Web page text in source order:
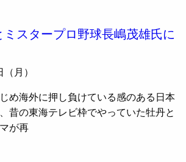
スタープロ野球長嶋茂雄氏に
月）
め海外に押し負けている感のある日本
昔の東海テレビ枠でやっていた牡丹と
が再